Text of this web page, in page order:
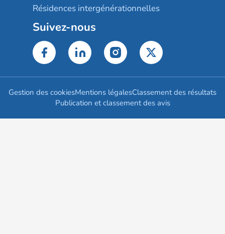
Résidences intergénérationnelles
Suivez-nous
Gestion des cookiesMentions légalesClassement des résultats
Publication et classement des avis